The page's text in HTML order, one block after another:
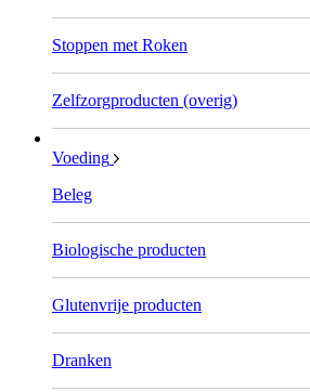
Stoppen met Roken
Zelfzorgproducten (overig)
Voeding
Beleg
Biologische producten
Glutenvrije producten
Dranken